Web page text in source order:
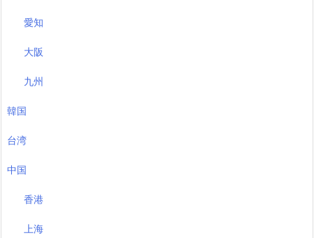
愛知
大阪
九州
韓国
台湾
中国
香港
上海